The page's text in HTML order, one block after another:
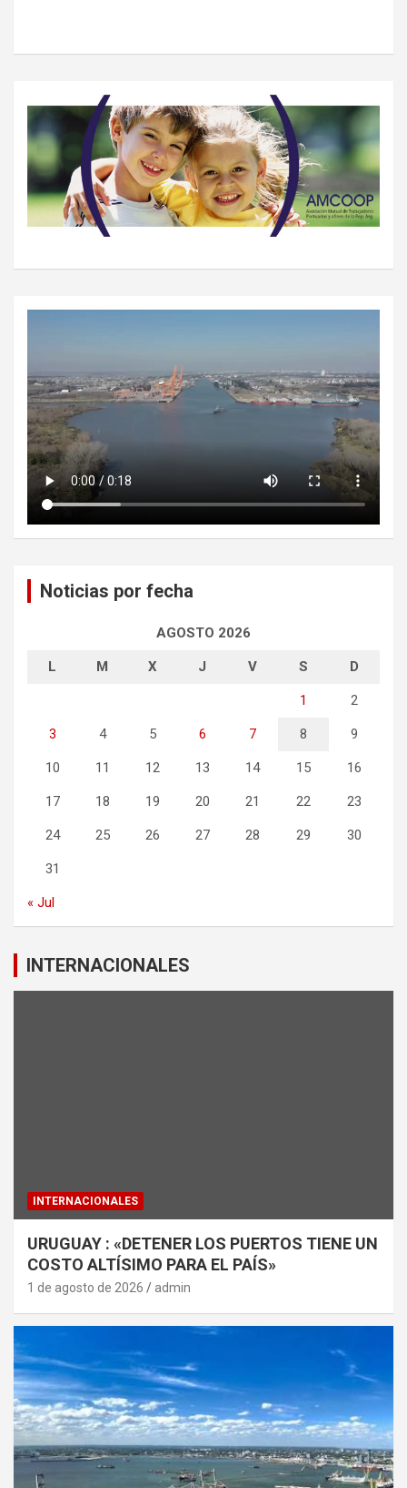
Noticias por fecha
AGOSTO 2026
L M X J V S D
1 2
3 4 5 6 7 8 9
10 11 12 13 14 15 16
17 18 19 20 21 22 23
24 25 26 27 28 29 30
31
« Jul
INTERNACIONALES
INTERNACIONALES
URUGUAY : «DETENER LOS PUERTOS TIENE UN
COSTO ALTÍSIMO PARA EL PAÍS»
1 de agosto de 2026 admin